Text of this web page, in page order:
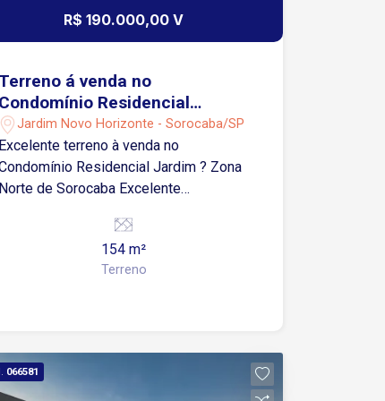
R$ 190.000,00 V
Terreno á venda no
Condomínio Residencial
Jardim -Sorocaba/SP
Jardim Novo Horizonte - Sorocaba/SP
Excelente terreno à venda no
Residencial Jardim ? Zona
Norte de Sorocaba Excelente
seus sonhos em um dos condomínios
que mais crescem na Zona Norte de
no Condomínio Residencial
o imóvel oferece a
154 m²
Terreno
066581